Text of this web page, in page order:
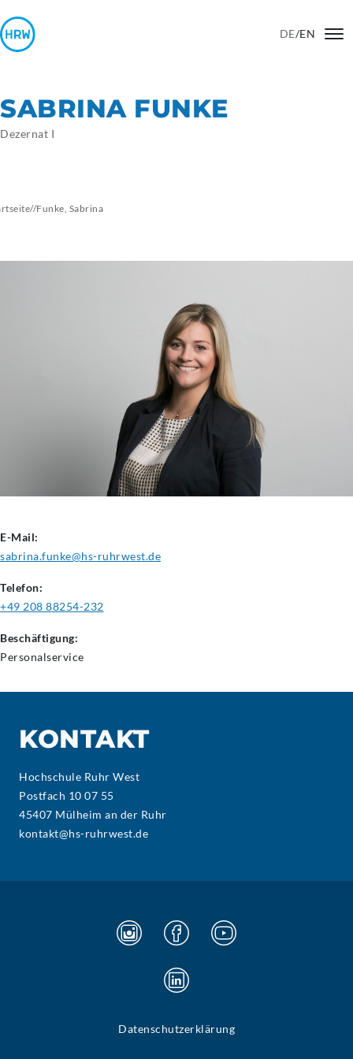
DE/EN
SABRINA FUNKE
Dezernat I
//Funke, Sabrina
E-Mail:
sabrina.funke@hs-ruhrwest.de
Telefon:
+49 208 88254-232
Beschäftigung:
Personalservice
KONTAKT
Hochschule Ruhr West
Postfach 10 07 55
45407 Mülheim an der Ruhr
kontakt@hs-ruhrwest.de
Datenschutzerklärung